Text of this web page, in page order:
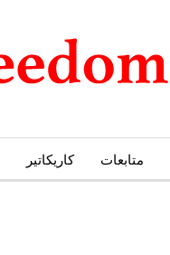
متابعات كاريكاتير